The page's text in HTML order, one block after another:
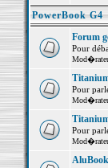
PowerBook G4
Forum
Pour
Pour
Pour